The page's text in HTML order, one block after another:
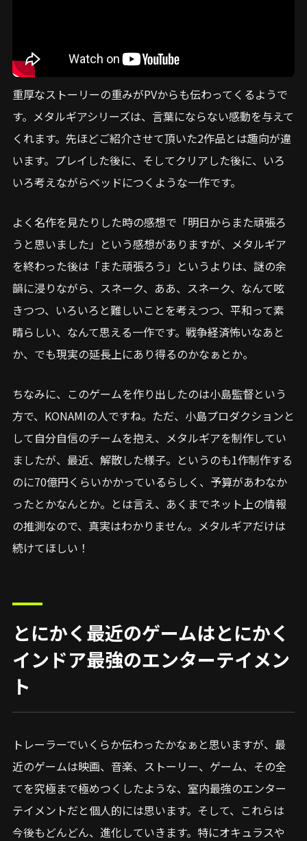
重厚なストーリーの重みがPVからも伝わってくるようで
す。メタルギアシリーズは、言葉にならない感動を与えて
くれます。先ほどご紹介させて頂いた2作品とは趣向が違
います。プレイした後に、そしてクリアした後に、いろ
いろ考えながらベッドにつくような一作です。
よく名作を見たりした時の感想で「明日からまた頑張ろ
うと思いました」という感想がありますが、メタルギア
を終わった後は「また頑張ろう」というよりは、謎の余
韻に浸りながら、スネーク、ああ、スネーク、なんて呟
きつつ、いろいろと難しいことを考えつつ、平和って素
晴らしい、なんて思える一作です。戦争経済怖いなあと
か、でも現実の延長上にあり得るのかなぁとか。
ちなみに、このゲームを作り出したのは小島監督という
方で、KONAMIの人ですね。ただ、小島プロダクションと
して自分自信のチームを抱え、メタルギアを制作してい
ましたが、最近、解散した様子。というのも1作制作する
のに70億円くらいかかっているらしく、予算があわなか
ったとかなんとか。とは言え、あくまでネット上の情報
の推測なので、真実はわかりません。メタルギアだけは
続けてほしい！
とにかく最近のゲームはとにかく
インドア最強のエンターテイメン
ト
トレーラーでいくらか伝わったかなぁと思いますが、最
近のゲームは映画、音楽、ストーリー、ゲーム、その全
てを究極まで極めつくしたような、室内最強のエンター
テイメントだと個人的には思います。そして、これらは
今後もどんどん、進化していきます。特にオキュラスや